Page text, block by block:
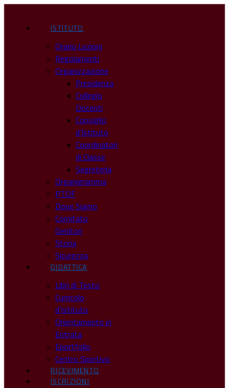
ISTITUTO
Orario Lezioni
Regolamenti
Organizzazione
Presidenza
Collegio
Docenti
Consiglio
d’Istituto
Coordinatori
di Classe
Segreteria
Organigramma
PTOF
Dove Siamo
Comitato
Genitori
Storia
Sicurezza
DIDATTICA
Libri di Testo
Curricolo
d’Istituto
Orientamento in
Entrata
Eportfolio
Centro Sportivo
RICEVIMENTO
ISCRIZIONI